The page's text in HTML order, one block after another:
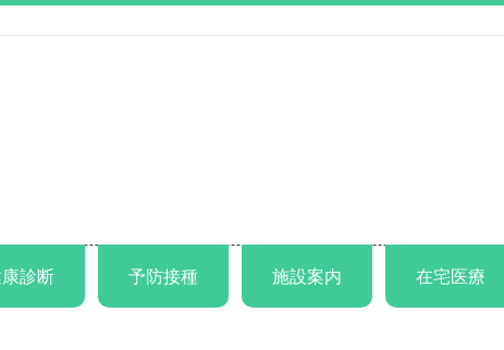
診断 予防接種 施設案内 在宅医療